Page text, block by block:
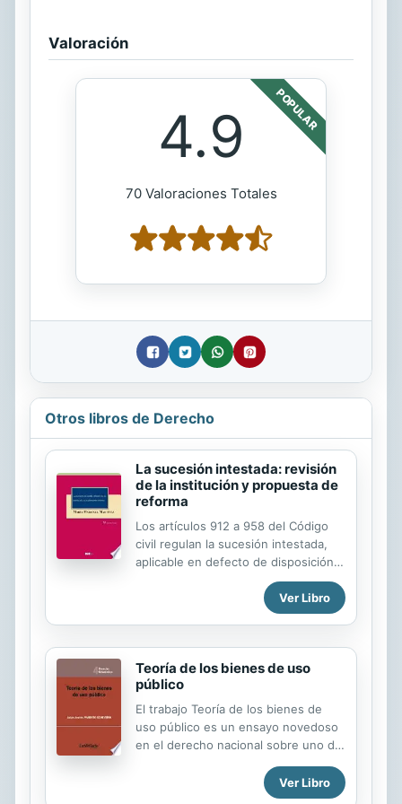
Valoración
POPULAR
4.9
70 Valoraciones Totales
Otros libros de Derecho
La sucesión intestada: revisión
de la institución y propuesta de
reforma
Los artículos 912 a 958 del Código
civil regulan la sucesión intestada,
aplicable en defecto de disposición
voluntaria del causante válida y
eficaz. Si bien desde su
promulgación se han introducido
limitación gradual en el llamamiento a
la línea colateral al cuarto grado, la
anteposición del viudo a todos los
parientes colaterales o la
equiparación de los descendientes
sin discriminar por filiación, lo cierto
imperantes en la sociedad han
evolucionado intensamente,
Ver Libro
Teoría de los bienes de uso
público
El trabajo Teoría de los bienes de
uso público es un ensayo novedoso
en el derecho nacional sobre uno de
los temas centrales del derecho
administrativo: la naturaleza y
régimen de los bienes de uso
Ver Libro